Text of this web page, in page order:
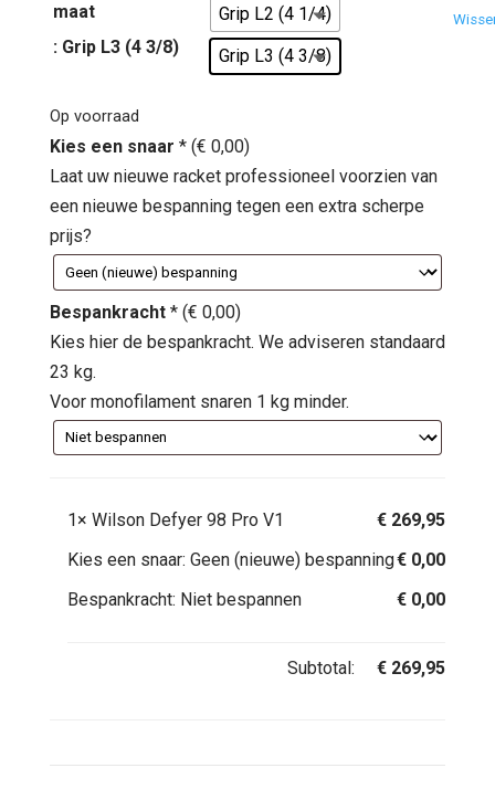
maat
: Grip L3 (4 3/8)
Grip L2 (4 1/4)
Grip L3 (4 3/8)
Op voorraad
Kies een snaar * (€ 0,00)
Laat uw nieuwe racket professioneel voorzien van
een nieuwe bespanning tegen een extra scherpe
prijs?
Bespankracht * (€ 0,00)
Kies hier de bespankracht. We adviseren standaard
23 kg.
Voor monofilament snaren 1 kg minder.
1× Wilson Defyer 98 Pro V1 € 269,95
Kies een snaar: Geen (nieuwe) bespanning€ 0,00
Bespankracht: Niet bespannen € 0,00
Subtotal: € 269,95